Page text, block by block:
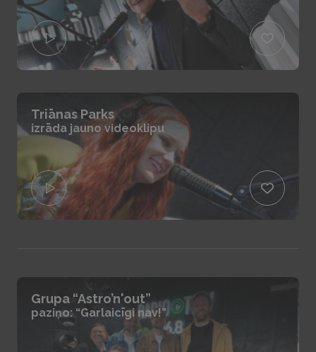
Triānas Parks
izrāda jauno videoklipu
Grupa “Astro’n'out”
paziņo: “Garlaicīgi nav!”